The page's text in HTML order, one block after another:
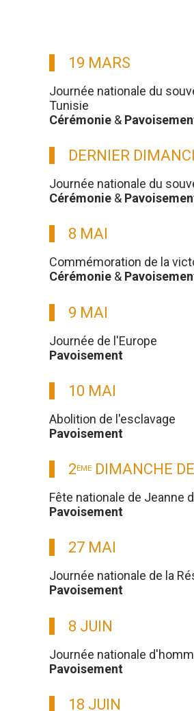
19 MARS
Journée nationale du
Tunisie
Cérémonie &
DERNIER
Journée nationale du
Cérémonie &
8 MAI
Commémoration de la
Cérémonie &
9 MAI
Journée de l'Europe
Pavoisement
10 MAI
Abolition de l'esclavage
Pavoisement
2ÈME DIMANCHE
Fête nationale de Jeanne
Pavoisement
27 MAI
Journée nationale de la
Pavoisement
8 JUIN
Journée nationale
Pavoisement
18 JUIN